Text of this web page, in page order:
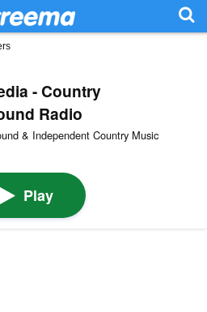
- Country
Radio
& Independent Country Music
Play